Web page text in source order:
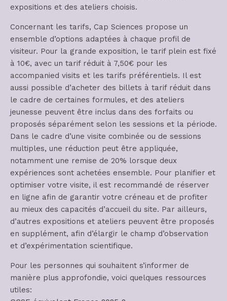
expositions et des ateliers choisis.
Concernant les tarifs, Cap Sciences propose un
ensemble d’options adaptées à chaque profil de
visiteur. Pour la grande exposition, le tarif plein est fixé
à 10€, avec un tarif réduit à 7,50€ pour les
accompanied visits et les tarifs préférentiels. Il est
aussi possible d’acheter des billets à tarif réduit dans
le cadre de certaines formules, et des ateliers
jeunesse peuvent être inclus dans des forfaits ou
proposés séparément selon les sessions et la période.
Dans le cadre d’une visite combinée ou de sessions
multiples, une réduction peut être appliquée,
notamment une remise de 20% lorsque deux
expériences sont achetées ensemble. Pour planifier et
optimiser votre visite, il est recommandé de réserver
en ligne afin de garantir votre créneau et de profiter
au mieux des capacités d’accueil du site. Par ailleurs,
d’autres expositions et ateliers peuvent être proposés
en supplément, afin d’élargir le champ d’observation
et d’expérimentation scientifique.
Pour les personnes qui souhaitent s’informer de
manière plus approfondie, voici quelques ressources
utiles: